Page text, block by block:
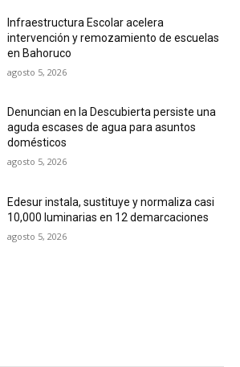
Infraestructura Escolar acelera
intervención y remozamiento de escuelas
en Bahoruco
agosto 5, 2026
Denuncian en la Descubierta persiste una
aguda escases de agua para asuntos
domésticos
agosto 5, 2026
Edesur instala, sustituye y normaliza casi
10,000 luminarias en 12 demarcaciones
agosto 5, 2026